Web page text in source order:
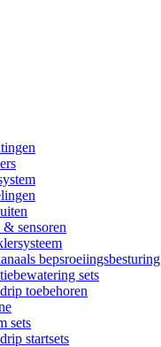
sensoren
bepsroeiingsbesturing
sets
toebehoren
sets
startsets